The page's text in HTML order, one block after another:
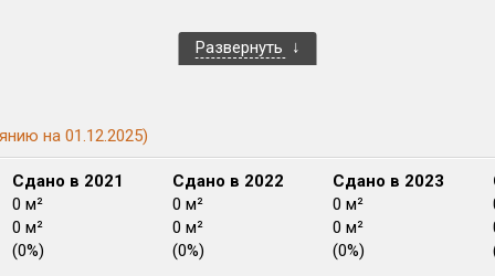
Развернуть
на 01.12.2025)
Сдано в 2021
0 м²
0 м²
(0%)
Сдано в 2022
0 м²
0 м²
(0%)
Сдано в 2023
0 м²
0 м²
(0%)